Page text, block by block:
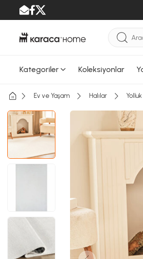
Kategoriler Koleksiyonlar
Ev ve Yaşam Halılar Yolluk